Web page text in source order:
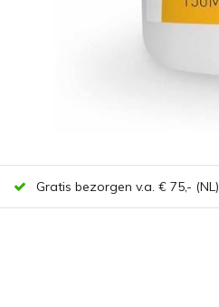
Gratis bezorgen v.a. € 75,- (NL)